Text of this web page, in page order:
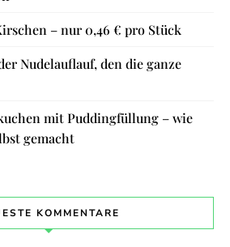
– nur 0,46 € pro Stück
Nudelauflauf, den die ganze
mit Puddingfüllung – wie
gemacht
KOMMENTARE